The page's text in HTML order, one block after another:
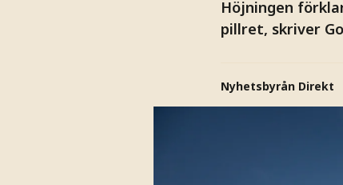
Höjningen
pillret, skriver
Nyhetsbyrån Direkt